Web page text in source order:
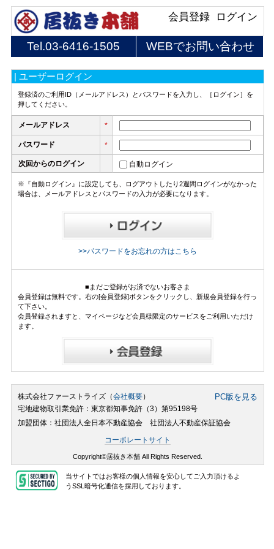
ログイン
会員登録
Tel.03-6416-1505 WEBでお問い合わせ
| ユーザーログイン
登録済のご利用ID（メールアドレス）とパスワードを入力し、［ログイン］を
押してください。
メールアドレス *
パスワード *
次回からのログイン 自動ログイン
※『自動ログイン』に設定しても、ログアウトしたり2週間ログインがなかった
場合は、メールアドレスとパスワードの入力が必要になります。
>>パスワードをお忘れの方はこちら
■まだご登録がお済でないお客さま
会員登録は無料です。右の[会員登録]ボタンをクリックし、新規会員登録を行っ
て下さい。
会員登録されますと、マイページなど会員様限定のサービスをご利用いただけ
ます。
株式会社ファーストライズ（会社概要） PC版を見る
宅地建物取引業免許：東京都知事免許（3）第95198号
加盟団体：社団法人全日本不動産協会 社団法人不動産保証協会
コーポレートサイト
Copyright©居抜き本舗 All Rights Reserved.
当サイトではお客様の個人情報を安心してご入力頂けるよ
うSSL暗号化通信を採用しております。